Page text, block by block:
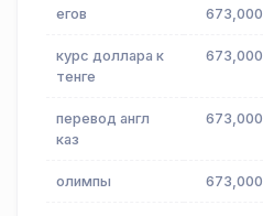
егов 673,000
курс доллара к
тенге
673,000
перевод англ
каз
673,000
олимпы 673,000